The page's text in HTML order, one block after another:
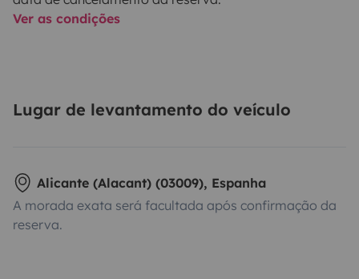
Ver as condições
Lugar de levantamento do veículo
Alicante (Alacant) (03009), Espanha
A morada exata será facultada após confirmação da
reserva.